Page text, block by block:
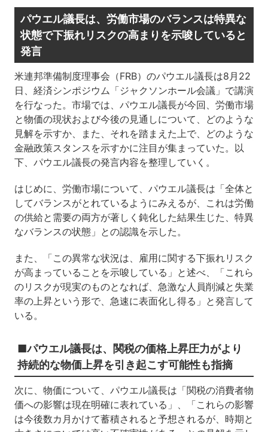
パウエル議長は、労働市場のバランスは特異な
状態で下振れリスクの高まりを示唆していると
発言
米連邦準備制度理事会（FRB）のパウエル議長は8月22
日、経済シンポジウム「ジャクソンホール会議」で講演
を行なった。市場では、パウエル議長が今回、労働市場
と物価の現状および今後の見通しについて、どのような
見解を示すか、また、それを踏まえた上で、どのような
金融政策スタンスを示すかに注目が集まっていた。以
下、パウエル議長の発言内容を整理していく。
はじめに、労働市場について、パウエル議長は「全体と
してバランスがとれているようにみえるが、これは労働
の供給と需要の両方が著しく鈍化した結果生じた、特異
なバランスの状態」との認識を示した。
また、「この異常な状況は、雇用に関する下振れリスク
が高まっていることを示唆している」と述べ、「これら
のリスクが現実のものとなれば、急激な人員削減と失業
率の上昇という形で、急速に表面化し得る」と発言して
いる。
■パウエル議長は、関税の価格上昇圧力がより
持続的な物価上昇を引き起こす可能性も指摘
次に、物価について、パウエル議長は「関税の消費者物
価への影響は現在明確に表れている」、「これらの影響
は今後数カ月かけて蓄積されると予想されるが、時期と